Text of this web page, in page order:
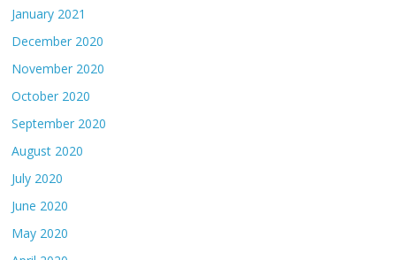
January 2021
December 2020
November 2020
October 2020
September 2020
August 2020
July 2020
June 2020
May 2020